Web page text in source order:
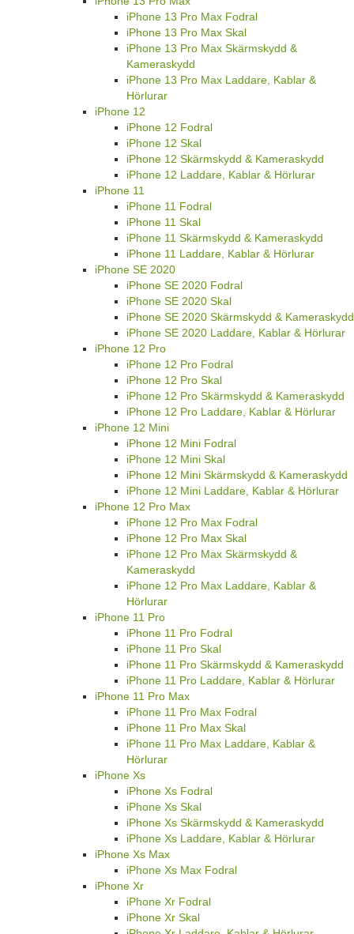
iPhone 13 Pro Max Fodral
iPhone 13 Pro Max Skal
iPhone 13 Pro Max Skärmskydd &
Kameraskydd
iPhone 13 Pro Max Laddare, Kablar &
Hörlurar
iPhone 12
iPhone 12 Fodral
iPhone 12 Skal
iPhone 12 Skärmskydd & Kameraskydd
iPhone 12 Laddare, Kablar & Hörlurar
iPhone 11
iPhone 11 Fodral
iPhone 11 Skal
iPhone 11 Skärmskydd & Kameraskydd
iPhone 11 Laddare, Kablar & Hörlurar
iPhone SE 2020
iPhone SE 2020 Fodral
iPhone SE 2020 Skal
iPhone SE 2020 Skärmskydd & Kameraskydd
iPhone SE 2020 Laddare, Kablar & Hörlurar
iPhone 12 Pro
iPhone 12 Pro Fodral
iPhone 12 Pro Skal
iPhone 12 Pro Skärmskydd & Kameraskydd
iPhone 12 Pro Laddare, Kablar & Hörlurar
iPhone 12 Mini
iPhone 12 Mini Fodral
iPhone 12 Mini Skal
iPhone 12 Mini Skärmskydd & Kameraskydd
iPhone 12 Mini Laddare, Kablar & Hörlurar
iPhone 12 Pro Max
iPhone 12 Pro Max Fodral
iPhone 12 Pro Max Skal
iPhone 12 Pro Max Skärmskydd &
Kameraskydd
iPhone 12 Pro Max Laddare, Kablar &
Hörlurar
iPhone 11 Pro
iPhone 11 Pro Fodral
iPhone 11 Pro Skal
iPhone 11 Pro Skärmskydd & Kameraskydd
iPhone 11 Pro Laddare, Kablar & Hörlurar
iPhone 11 Pro Max
iPhone 11 Pro Max Fodral
iPhone 11 Pro Max Skal
iPhone 11 Pro Max Laddare, Kablar &
Hörlurar
iPhone Xs
iPhone Xs Fodral
iPhone Xs Skal
iPhone Xs Skärmskydd & Kameraskydd
iPhone Xs Laddare, Kablar & Hörlurar
iPhone Xs Max
iPhone Xs Max Fodral
iPhone Xr
iPhone Xr Fodral
iPhone Xr Skal